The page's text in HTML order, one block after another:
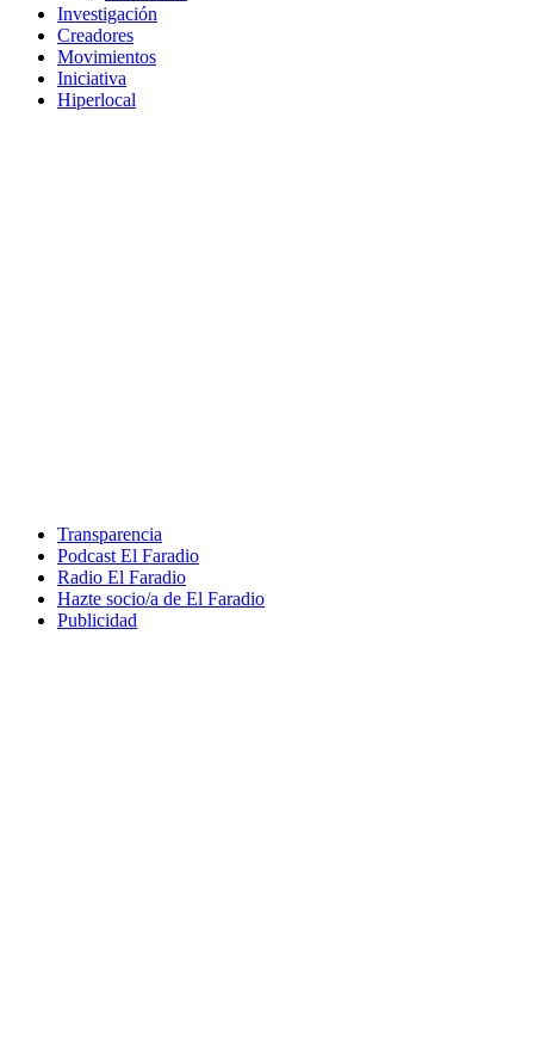
Investigación
Creadores
Movimientos
Iniciativa
Hiperlocal
Transparencia
Podcast El Faradio
Radio El Faradio
Hazte socio/a de El Faradio
Publicidad